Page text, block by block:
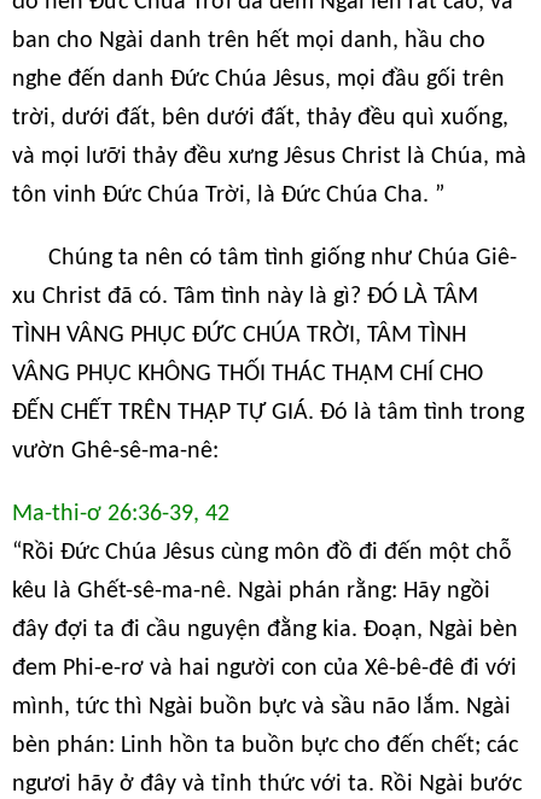
ban cho Ngài danh trên hết mọi danh, hầu cho
nghe đến danh Đức Chúa Jêsus, mọi đầu gối trên
trời, dưới đất, bên dưới đất, thảy đều quì xuống,
và mọi lưỡi thảy đều xưng Jêsus Christ là Chúa, mà
tôn vinh Đức Chúa Trời, là Đức Chúa Cha. ”
Chúng ta nên có tâm tình giống như Chúa Giê-
xu Christ đã có. Tâm tình này là gì? ĐÓ LÀ TÂM
TÌNH VÂNG PHỤC ĐỨC CHÚA TRỜI, TÂM TÌNH
VÂNG PHỤC KHÔNG THỐI THÁC THẬM CHÍ CHO
ĐẾN CHẾT TRÊN THẬP TỰ GIÁ. Đó là tâm tình trong
vườn Ghê-sê-ma-nê:
Ma-thi-ơ 26:36-39, 42
“Rồi Đức Chúa Jêsus cùng môn đồ đi đến một chỗ
kêu là Ghết-sê-ma-nê. Ngài phán rằng: Hãy ngồi
đây đợi ta đi cầu nguyện đằng kia. Đoạn, Ngài bèn
đem Phi-e-rơ và hai người con của Xê-bê-đê đi với
mình, tức thì Ngài buồn bực và sầu não lắm. Ngài
bèn phán: Linh hồn ta buồn bực cho đến chết; các
ngươi hãy ở đây và tỉnh thức với ta. Rồi Ngài bước